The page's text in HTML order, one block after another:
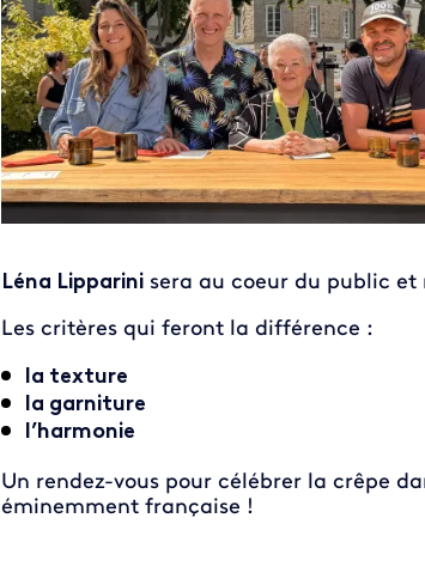
Léna Lipparinisera au coeur du public et
Les critères qui feront la différence :
la texture
la garniture
l’harmonie
Un rendez-vous pour célébrer la crêpe
éminemment française !